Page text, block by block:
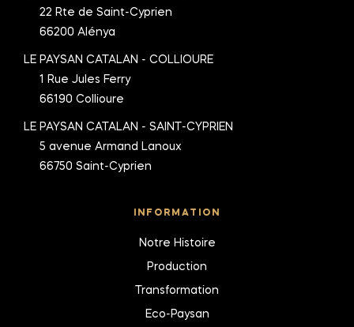
22 Rte de Saint-Cyprien
66200 Alénya
LE PAYSAN CATALAN - COLLIOURE
1 Rue Jules Ferry
66190 Collioure
LE PAYSAN CATALAN - SAINT-CYPRIEN
5 avenue Armand Lanoux
66750 Saint-Cyprien
INFORMATION
Notre Histoire
Production
Transformation
Eco-Paysan